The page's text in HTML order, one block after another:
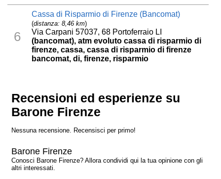
6
Cassa di Risparmio di Firenze (Bancomat)
(distanza: 8,46 km)
Via Carpani 57037, 68 Portoferraio LI
(bancomat), atm evoluto cassa di risparmio di
firenze, cassa, cassa di risparmio di firenze
bancomat, di, firenze, risparmio
Recensioni ed esperienze su
Barone Firenze
Nessuna recensione. Recensisci per primo!
Barone Firenze
Conosci Barone Firenze? Allora condividi qui la tua opinione con gli
altri interessati.